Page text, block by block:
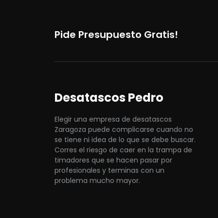
Pide Presupuesto Gratis!
Desatascos Pedro
Elegir una empresa de desatascos
Zaragoza puede complicarse cuando no
se tiene ni idea de lo que se debe buscar.
Corres el riesgo de caer en la trampa de
timadores que se hacen pasar por
profesionales y terminas con un
problema mucho mayor.